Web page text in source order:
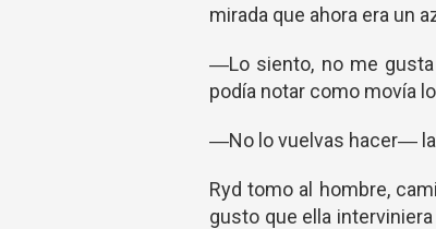
mirada que ahora era un
―Lo siento, no me
podía notar como movía
―No lo vuelvas hacer― la
Ryd tomo al hombre,
gusto que ella